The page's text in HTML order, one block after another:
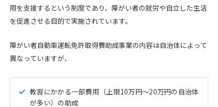
用を支援するという制度であり、障がい者の就労や自立した生活
を促進させる目的で実施されています。
障がい者自動車運転免許取得費助成事業の内容は自治体によって
異なっていますが、
教習にかかる一部費用（上限10万円～20万円の自治体
が多い）の助成